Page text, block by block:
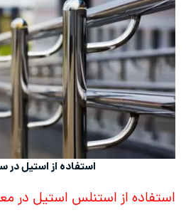
استفاده از استیل در
استفاده از استنلس استیل در